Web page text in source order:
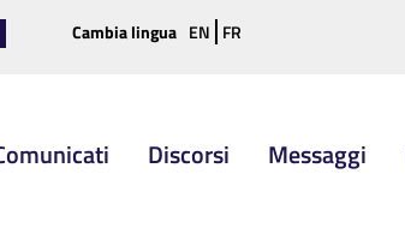
Cambia lingua EN FR
Discorsi Messaggi